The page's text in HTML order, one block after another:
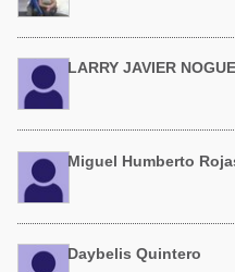
LARRY JAVIER
Miguel Humberto
Daybelis Quintero